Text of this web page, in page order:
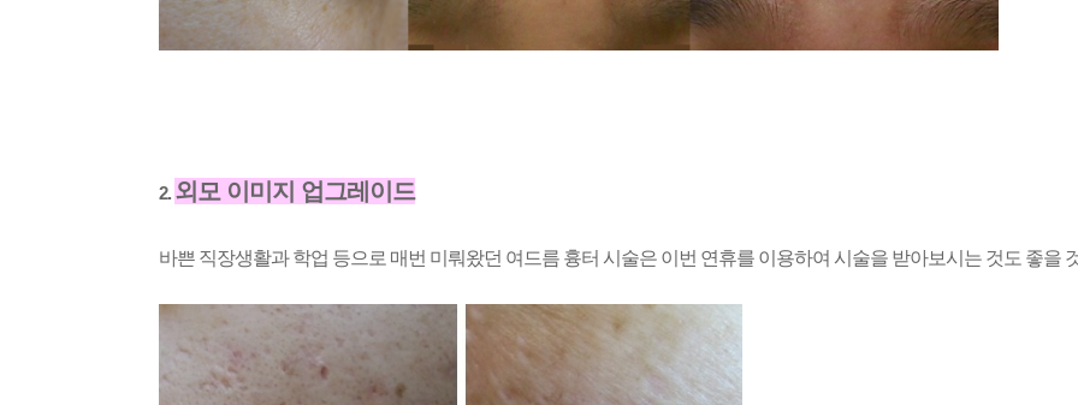
2. 외모 이미지 업그레이드
바쁜 직장생활과 학업 등으로 매번 미뤄왔던 여드름 흉터 시술은 이 번 연휴를 이용하여 시술을 받아보시는 것도 좋을